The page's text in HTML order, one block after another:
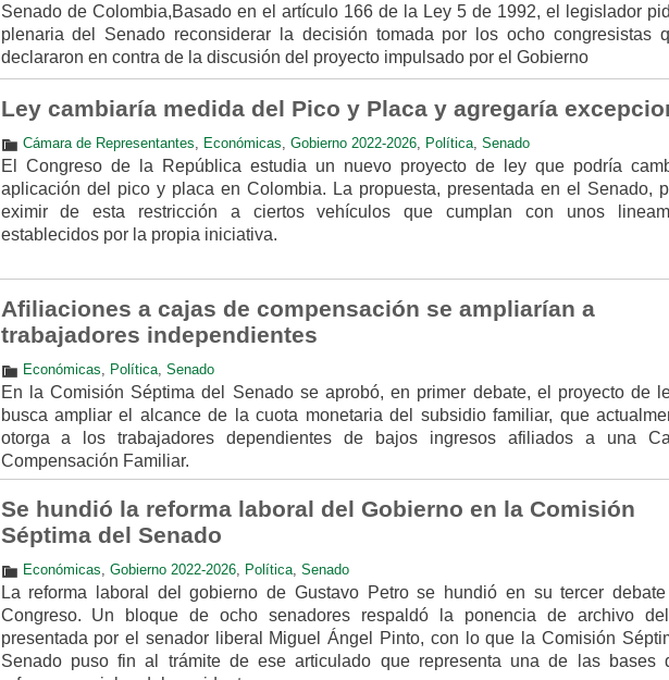
Senado de Colombia,Basado en el artículo 166 de la Ley 5 de 1992, el legislador
plenaria del Senado reconsiderar la decisión tomada por los ocho congresistas
declararon en contra de la discusión del proyecto impulsado por el Gobierno
Ley cambiaría medida del Pico y Placa y agregaría
Cámara de Representantes Económicas Gobierno 2022-2026, Política, Senado
El Congreso de la República estudia un nuevo proyecto de ley que podría
aplicación del pico y placa en Colombia. La propuesta, presentada en el Senado,
eximir de esta restricción a ciertos vehículos que cumplan con unos
establecidos por la propia iniciativa.
Afiliaciones a cajas de compensación se ampliarían a
trabajadores independientes
Económicas Política, Senado
En la Comisión Séptima del Senado se aprobó, en primer debate, el proyecto de
busca ampliar el alcance de la cuota monetaria del subsidio familiar, que
otorga a los trabajadores dependientes de bajos ingresos afiliados a una
Compensación Familiar.
Se hundió la reforma laboral del Gobierno en la Comisión
Séptima del Senado
Económicas Gobierno 2022-2026, Política, Senado
La reforma laboral del gobierno de Gustavo Petro se hundió en su tercer
Congreso. Un bloque de ocho senadores respaldó la ponencia de archivo
presentada por el senador liberal Miguel Ángel Pinto, con lo que la Comisión
Senado puso fin al trámite de ese articulado que representa una de las bases